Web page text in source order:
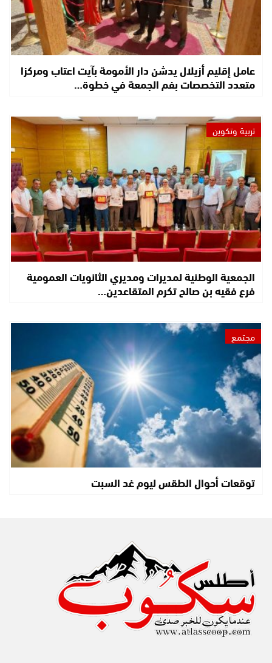
عامل إقليم أزيلال يدشن دار الأمومة بآيت اعتاب ومركزا
متعدد التخصصات بفم الجمعة في خطوة…
تربية وتكوين
الجمعية الوطنية لمديرات ومديري الثانويات العمومية
فرع فقيه بن صالح تكرم المتقاعدين…
مجتمع
توقعات أحوال الطقس ليوم غد السبت